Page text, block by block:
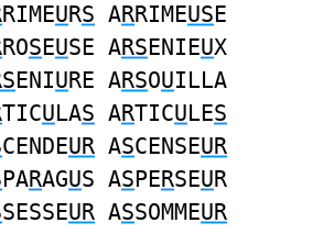
RIMEURS ARRIMEUSE
ROSEUSE ARSENIEUX
ENIURE ARSOUILLA
TICULAS ARTICULES
CENDEUR ASCENSEUR
PARAGUS ASPERSEUR
SESSEUR ASSOMMEUR